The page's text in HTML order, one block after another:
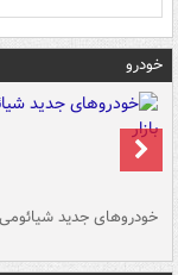
خودرو
خودروهای جدید شیائومی